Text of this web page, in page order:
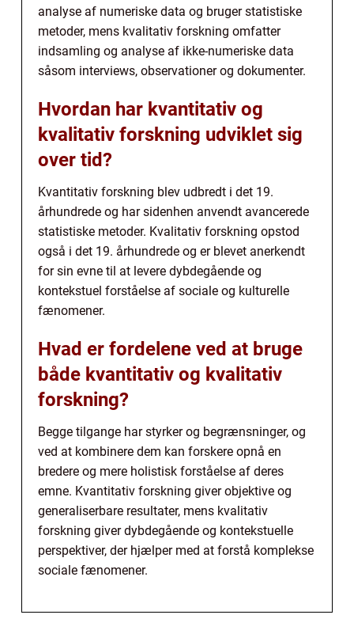
analyse af numeriske data og bruger statistiske
metoder, mens kvalitativ forskning omfatter
indsamling og analyse af ikke-numeriske data
såsom interviews, observationer og dokumenter.
Hvordan har kvantitativ og
kvalitativ forskning udviklet sig
over tid?
Kvantitativ forskning blev udbredt i det 19.
århundrede og har sidenhen anvendt avancerede
statistiske metoder. Kvalitativ forskning opstod
også i det 19. århundrede og er blevet anerkendt
for sin evne til at levere dybdegående og
kontekstuel forståelse af sociale og kulturelle
fænomener.
Hvad er fordelene ved at bruge
både kvantitativ og kvalitativ
forskning?
Begge tilgange har styrker og begrænsninger, og
ved at kombinere dem kan forskere opnå en
bredere og mere holistisk forståelse af deres
emne. Kvantitativ forskning giver objektive og
generaliserbare resultater, mens kvalitativ
forskning giver dybdegående og kontekstuelle
perspektiver, der hjælper med at forstå komplekse
sociale fænomener.